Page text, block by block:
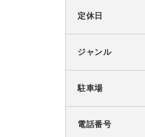
定休日
ジャンル
駐車場
電話番号